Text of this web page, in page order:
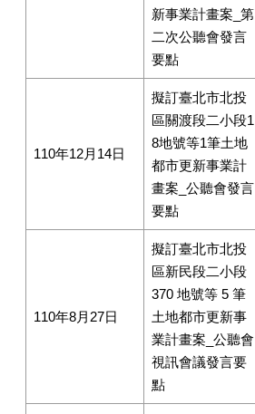
新事業計畫案_第
二次公聽會發言
要點
110年12月14日
擬訂臺北市北投
區關渡段二小段1
8地號等1筆土地
都市更新事業計
畫案_公聽會發言
要點
110年8月27日
擬訂臺北市北投
區新民段二小段
370 地號等 5 筆
土地都市更新事
業計畫案_公聽會
視訊會議發言要
點